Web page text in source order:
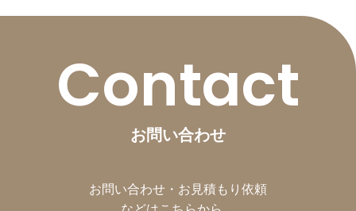
Contact
お問い合わせ
お問い合わせ・お見積もり依頼